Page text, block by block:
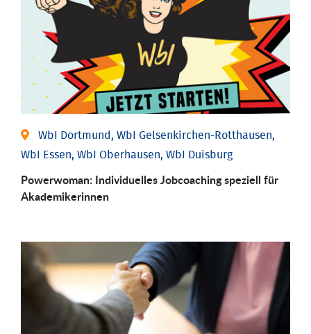
WbI Dortmund, WbI Gelsenkirchen-Rotthausen,
WbI Essen, WbI Oberhausen, WbI Duisburg
Powerwoman: Individu­elles Job­coaching speziell für
Aka­demiker­innen